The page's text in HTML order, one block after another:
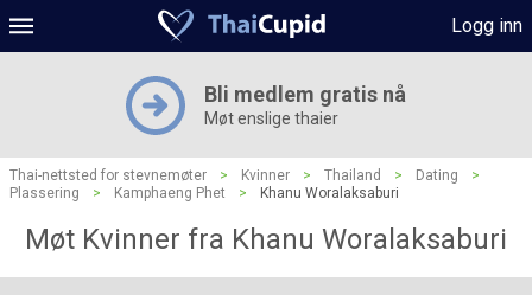
Logg inn
Bli medlem gratis nå
Møt enslige thaier
Thai-nettsted for stevnemøter > Kvinner > Thailand > Dating
>
Plassering
> Kamphaeng Phet > Khanu Woralaksaburi
Møt Kvinner fra Khanu Woralaksaburi